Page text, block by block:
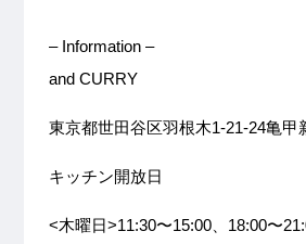
– Information –
and CURRY
東京都世田谷区羽根木1-21-24亀甲
キッチン開放日
<木曜日>11:30〜15:00、18:00〜